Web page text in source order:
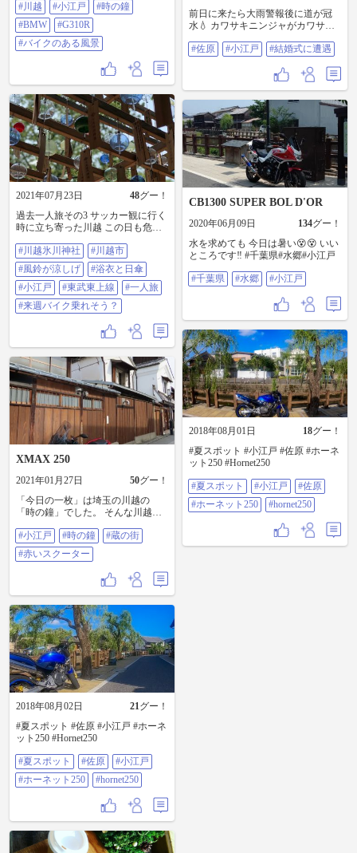
#g310r #バイクのある風景
#川越 #小江戸
#時の鐘
#BMW
#G310R
#バイクのある風景
2021年07月23日 48グー！
過去一人旅その3 サッカー観に行く
時に立ち寄った川越 この日も危険
#川越市 #風鈴が涼しげ #浴衣と日
傘 #小江戸 #東武東上線 #一人旅 #
来週バイク乗れそう？
#川越氷川神社
#川越市
#風鈴が涼しげ
#浴衣と日傘
#小江戸
#東武東上線
#一人旅
#来週バイク乗れそう？
前日に来たら大雨警報後に道が冠
水💧 カワサキニンジャがカワサキ
今度は熱中警報の中、リベンジ走
#佐原 #小江戸 #結婚式に遭遇
XMAX 250
2021年01月27日 50グー！
「今日の一枚」は埼玉の川越の
「時の鐘」でした。 そんな川越は
情を残す蔵の町として平成百景に
も選定されて親しまれています。
川越城や大沢家住宅、埼玉りそな
銀行川越支店、時の鐘、菓子屋横
丁などを巡る旅がおススメです。
元町、幸町を中心とした蔵造の街
並みが国の重要伝統的建造物群保
存地区として選定されています。 #
小江戸 #時の鐘 #蔵の街 #赤いスク
ーター
#小江戸 #時の鐘
#蔵の街
#赤いスクーター
CB1300 SUPER BOL D'OR
2020年06月09日 134グー！
水を求めても 今日は暑い😵😵 いい
ところです‼️ #千葉県#水郷#小江戸
#千葉県 #水郷 #小江戸
2018年08月02日 21グー！
#夏スポット #佐原 #小江戸 #ホーネ
ット250 #Hornet250
#夏スポット #佐原
#小江戸
#ホーネット250
#hornet250
2018年08月01日 18グー！
#夏スポット #小江戸 #佐原 #ホーネ
ット250 #Hornet250
#夏スポット #小江戸
#佐原
#ホーネット250
#hornet250